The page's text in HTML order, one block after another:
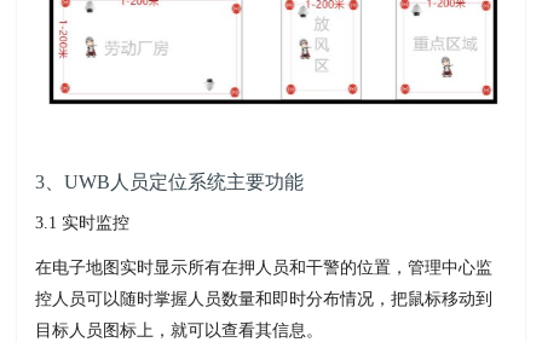
3、UWB人员定位系统主要功能
3.1 实时监控
在电子地图实时显示所有在押人员和干警的位置，管理中心监
控人员可以随时掌握人员数量和即时分布情况，把鼠标移动到
目标人员图标上，就可以查看其信息。